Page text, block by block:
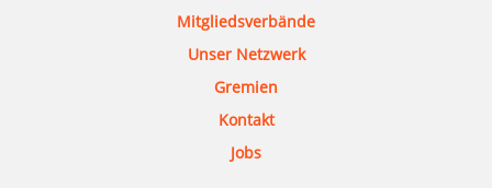
Mitgliedsverbände
Unser Netzwerk
Gremien
Kontakt
Jobs